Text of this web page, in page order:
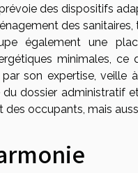
des dispositifs
des
également une
minimales, ce
par son expertise,
dossier administratif
occupants, mais